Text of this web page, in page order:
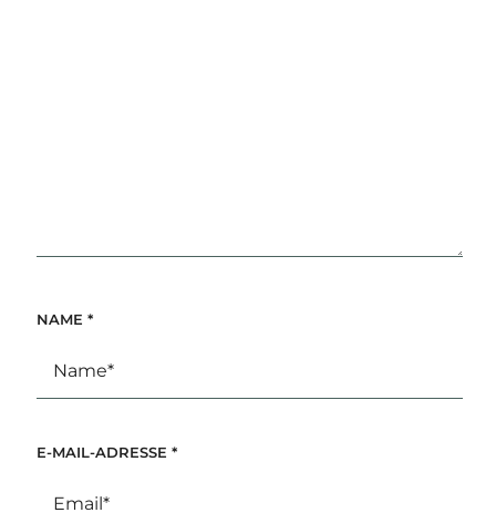
NAME *
E-MAIL-ADRESSE *